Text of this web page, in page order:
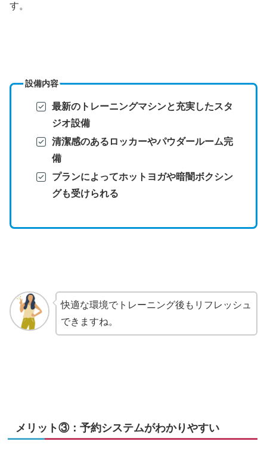
す。
設備内容
最新のトレーニングマシンと充実したスタ
ジオ設備
清潔感のあるロッカーやパウダールーム完
備
プランによってホットヨガや暗闇ボクシン
グも受けられる
快適な環境でトレーニング後もリフレッシュ
できますね。
メリット③：予約システムがわかりやすい